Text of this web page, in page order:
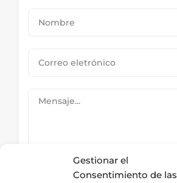
Gestionar el
Consentimiento de las